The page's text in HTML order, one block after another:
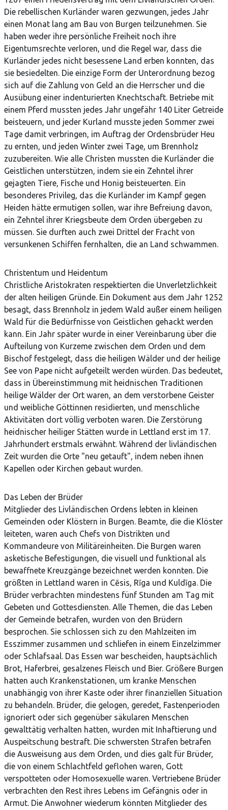
Die rebellischen Kurländer waren gezwungen, jedes Jahr
einen Monat lang am Bau von Burgen teilzunehmen. Sie
haben weder ihre persönliche Freiheit noch ihre
Eigentumsrechte verloren, und die Regel war, dass die
Kurländer jedes nicht besessene Land erben konnten, das
sie besiedelten. Die einzige Form der Unterordnung bezog
sich auf die Zahlung von Geld an die Herrscher und die
Ausübung einer indenturierten Knechtschaft. Betriebe mit
einem Pferd mussten jedes Jahr ungefähr 140 Liter Getreide
beisteuern, und jeder Kurland musste jeden Sommer zwei
Tage damit verbringen, im Auftrag der Ordensbrüder Heu
zu ernten, und jeden Winter zwei Tage, um Brennholz
zuzubereiten. Wie alle Christen mussten die Kurländer die
Geistlichen unterstützen, indem sie ein Zehntel ihrer
gejagten Tiere, Fische und Honig beisteuerten. Ein
besonderes Privileg, das die Kurländer im Kampf gegen
Heiden hätte ermutigen sollen, war ihre Befreiung davon,
ein Zehntel ihrer Kriegsbeute dem Orden übergeben zu
müssen. Sie durften auch zwei Drittel der Fracht von
versunkenen Schiffen fernhalten, die an Land schwammen.
Christentum und Heidentum
Christliche Aristokraten respektierten die Unverletzlichkeit
der alten heiligen Gründe. Ein Dokument aus dem Jahr 1252
besagt, dass Brennholz in jedem Wald außer einem heiligen
Wald für die Bedürfnisse von Geistlichen gehackt werden
kann. Ein Jahr später wurde in einer Vereinbarung über die
Aufteilung von Kurzeme zwischen dem Orden und dem
Bischof festgelegt, dass die heiligen Wälder und der heilige
See von Pape nicht aufgeteilt werden würden. Das bedeutet,
dass in Übereinstimmung mit heidnischen Traditionen
heilige Wälder der Ort waren, an dem verstorbene Geister
und weibliche Göttinnen residierten, und menschliche
Aktivitäten dort völlig verboten waren. Die Zerstörung
heidnischer heiliger Stätten wurde in Lettland erst im 17.
Jahrhundert erstmals erwähnt. Während der livländischen
Zeit wurden die Orte "neu getauft", indem neben ihnen
Kapellen oder Kirchen gebaut wurden.
Das Leben der Brüder
Mitglieder des Livländischen Ordens lebten in kleinen
Gemeinden oder Klöstern in Burgen. Beamte, die die Klöster
leiteten, waren auch Chefs von Distrikten und
Kommandeure von Militäreinheiten. Die Burgen waren
asketische Befestigungen, die visuell und funktional als
bewaffnete Kreuzgänge bezeichnet werden konnten. Die
größten in Lettland waren in Cēsis, Rīga und Kuldīga. Die
Brüder verbrachten mindestens fünf Stunden am Tag mit
Gebeten und Gottesdiensten. Alle Themen, die das Leben
der Gemeinde betrafen, wurden von den Brüdern
besprochen. Sie schlossen sich zu den Mahlzeiten im
Esszimmer zusammen und schliefen in einem Einzelzimmer
oder Schlafsaal. Das Essen war bescheiden, hauptsächlich
Brot, Haferbrei, gesalzenes Fleisch und Bier. Größere Burgen
hatten auch Krankenstationen, um kranke Menschen
unabhängig von ihrer Kaste oder ihrer finanziellen Situation
zu behandeln. Brüder, die gelogen, geredet, Fastenperioden
ignoriert oder sich gegenüber säkularen Menschen
gewalttätig verhalten hatten, wurden mit Inhaftierung und
Auspeitschung bestraft. Die schwersten Strafen betrafen
die Ausweisung aus dem Orden, und dies galt für Brüder,
die von einem Schlachtfeld geflohen waren, Gott
verspotteten oder Homosexuelle waren. Vertriebene Brüder
verbrachten den Rest ihres Lebens im Gefängnis oder in
Armut. Die Anwohner wiederum könnten Mitglieder des